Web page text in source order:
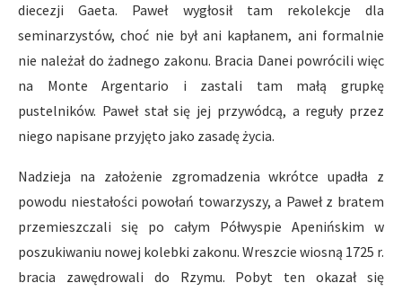
diecezji Gaeta. Paweł wygłosił tam rekolekcje dla
seminarzystów, choć nie był ani kapłanem, ani formalnie
nie należał do żadnego zakonu. Bracia Danei powrócili więc
na Monte Argentario i zastali tam małą grupkę
pustelników. Paweł stał się jej przywódcą, a reguły przez
niego napisane przyjęto jako zasadę życia.
Nadzieja na założenie zgromadzenia wkrótce upadła z
powodu niestałości powołań towarzyszy, a Paweł z bratem
przemieszczali się po całym Półwyspie Apenińskim w
poszukiwaniu nowej kolebki zakonu. Wreszcie wiosną 1725 r.
bracia zawędrowali do Rzymu. Pobyt ten okazał się